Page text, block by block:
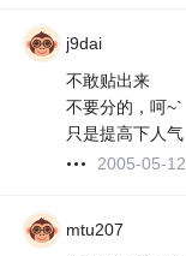
j9dai
不敢贴出来
不要分的，呵~`
只是提高下人气
2005-05-12
mtu207